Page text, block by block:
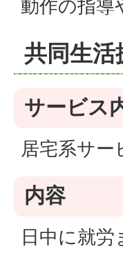
動作の指導
共同生
サービス
居宅系サー
内容
日中に就